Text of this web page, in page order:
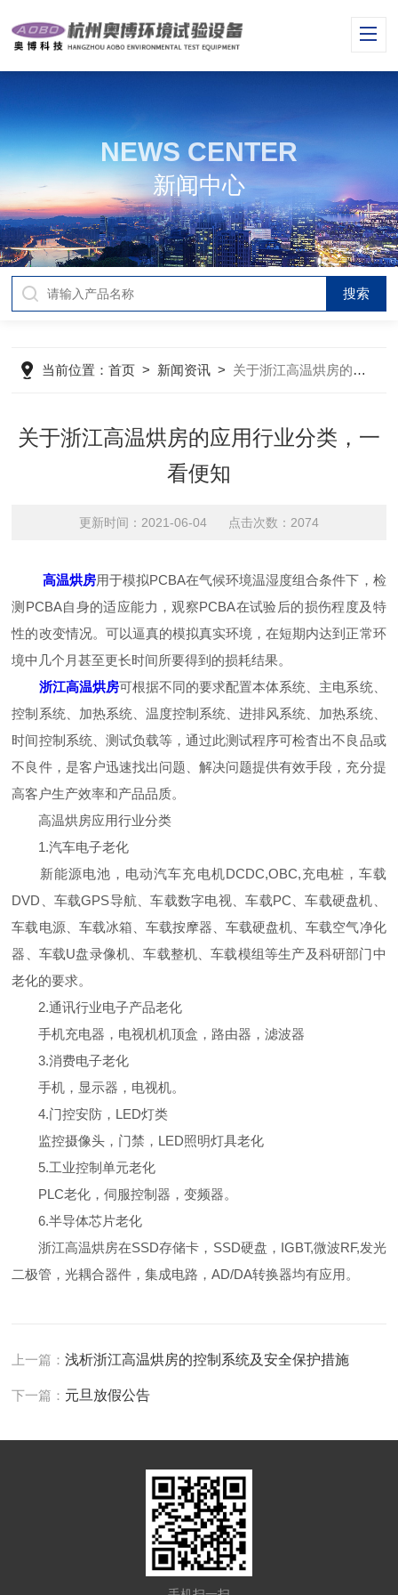
NEWS CENTER
新闻中心
当前位置：首页 > 新闻资讯 > 关于浙江高温烘房的应用行业分类，一看便知
关于浙江高温烘房的应用行业分类，一
看便知
更新时间：2021-06-04 点击次数：2074
高温烘房用于模拟PCBA在气候环境温湿度组合条件下，检
测PCBA自身的适应能力，观察PCBA在试验后的损伤程度及特
性的改变情况。可以逼真的模拟真实环境，在短期内达到正常环
境中几个月甚至更长时间所要得到的损耗结果。
浙江高温烘房可根据不同的要求配置本体系统、主电系统、
控制系统、加热系统、温度控制系统、进排风系统、加热系统、
时间控制系统、测试负载等，通过此测试程序可检杳出不良品或
不良件，是客户迅速找出问题、解决问题提供有效手段，充分提
高客户生产效率和产品品质。
高温烘房应用行业分类
1.汽车电子老化
新能源电池，电动汽车充电机DCDC,OBC,充电桩，车载
DVD、车载GPS导航、车载数字电视、车载PC、车载硬盘机、
车载电源、车载冰箱、车载按摩器、车载硬盘机、车载空气净化
器、车载U盘录像机、车载整机、车载模组等生产及科研部门中
老化的要求。
2.通讯行业电子产品老化
手机充电器，电视机机顶盒，路由器，滤波器
3.消费电子老化
手机，显示器，电视机。
4.门控安防，LED灯类
监控摄像头，门禁，LED照明灯具老化
5.工业控制单元老化
PLC老化，伺服控制器，变频器。
6.半导体芯片老化
浙江高温烘房在SSD存储卡，SSD硬盘，IGBT,微波RF,发光
二极管，光耦合器件，集成电路，AD/DA转换器均有应用。
上一篇：浅析浙江高温烘房的控制系统及安全保护措施
下一篇： 元旦放假公告